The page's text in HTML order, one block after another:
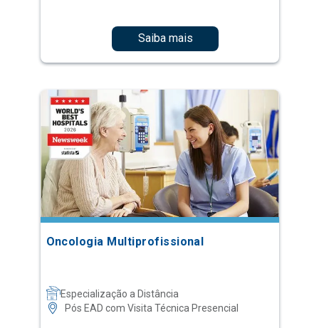
Saiba mais
Oncologia Multiprofissional
Especialização a Distância
Pós EAD com Visita Técnica Presencial